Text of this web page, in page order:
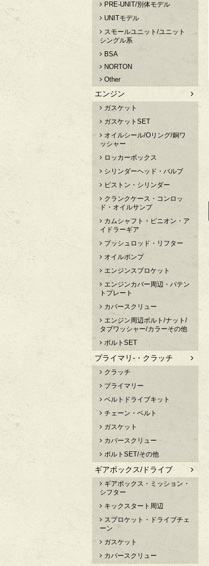
PRE-UNIT/別体モデル
UNITモデル
スモールユニット/ユニット
シングル系
BSA
NORTON
Other
エンジン
ガスケット
ガスケットSET
オイルシール/Oリング/銅ワ
ッシャー
ロッカーボックス
シリンダーヘッド・バルブ
ピストン・シリンダー
クランクケース・コンロッ
ド・オイルサンプ
カムシャフト・ピニオン・ア
イドラーギア
プッシュロッド・リフター
オイルポンプ
エンジンスプロケット
エンジンカバー周辺・パテン
トプレート
カバースクリュー
エンジン周辺ボルト/ナット/
タブワッシャー/カラーその他
ボルトSET
プライマリ-・クラッチ
クラッチ
プライマリー
ベルトドライブキット
チェーン・ベルト
ガスケット
カバースクリュー
ボルトSET/その他
ギアボックス/ドライブ
ギアボックス・ミッション・
シフター
キックスタート周辺
スプロケット・ドライブチェ
ーン
ガスケット
カバースクリュー